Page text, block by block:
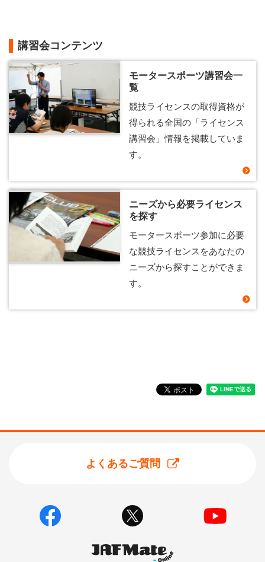
講習会コンテンツ
モータースポーツ講習会一
覧
競技ライセンスの取得資格が
得られる全国の「ライセンス
講習会」情報を掲載していま
す。
ニーズから必要ライセンス
を探す
モータースポーツ参加に必要
な競技ライセンスをあなたの
ニーズから探すことができま
す。
よくあるご質問